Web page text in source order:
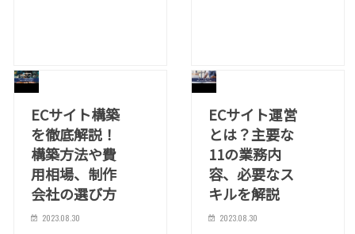
ECサイト構築
を徹底解説！
構築方法や費
用相場、制作
会社の選び方
2023.08.30
ECサイト運営
とは？主要な
11の業務内
容、必要なス
キルを解説
2023.08.30